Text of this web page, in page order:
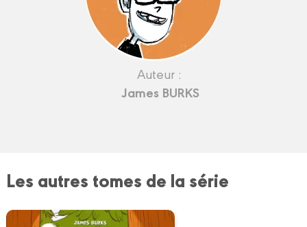
Auteur :
James BURKS
Les autres tomes de la série